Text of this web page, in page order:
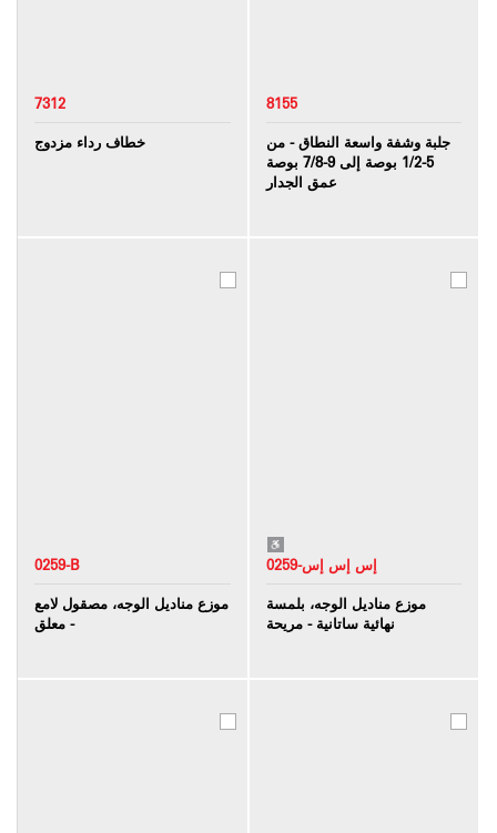
7312
خطاف رداء مزدوج
8155
جلبة وشفة واسعة النطاق - من
5-1/2 بوصة إلى 9-7/8 بوصة
عمق الجدار
0259-B
موزع مناديل الوجه، مصقول لامع
- معلق
0259-إس إس إس
موزع مناديل الوجه، بلمسة
نهائية ساتانية - مريحة